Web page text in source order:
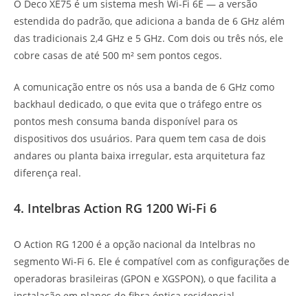
O Deco XE75 é um sistema mesh Wi-Fi 6E — a versão
estendida do padrão, que adiciona a banda de 6 GHz além
das tradicionais 2,4 GHz e 5 GHz. Com dois ou três nós, ele
cobre casas de até 500 m² sem pontos cegos.
A comunicação entre os nós usa a banda de 6 GHz como
backhaul dedicado, o que evita que o tráfego entre os
pontos mesh consuma banda disponível para os
dispositivos dos usuários. Para quem tem casa de dois
andares ou planta baixa irregular, esta arquitetura faz
diferença real.
4. Intelbras Action RG 1200 Wi-Fi 6
O Action RG 1200 é a opção nacional da Intelbras no
segmento Wi-Fi 6. Ele é compatível com as configurações de
operadoras brasileiras (GPON e XGSPON), o que facilita a